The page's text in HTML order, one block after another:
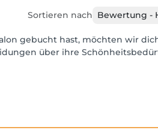
Sortieren nach Bewertung -
gebucht hast, möchten wir
über ihre